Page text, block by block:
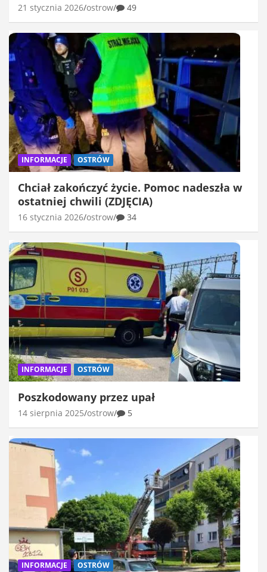
21 stycznia 2026 ostrow 49
INFORMACJE OSTRÓW
Chciał zakończyć życie. Pomoc nadeszła w
ostatniej chwili (ZDJĘCIA)
16 stycznia 2026 ostrow 34
INFORMACJE OSTRÓW
Poszkodowany przez upał
14 sierpnia 2025 ostrow 5
INFORMACJE OSTRÓW